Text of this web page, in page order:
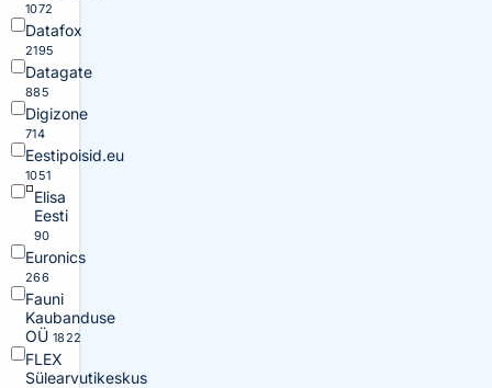
1072
Datafox
2195
Datagate
885
Digizone
714
Eestipoisid.eu
1051
Elisa
Eesti
90
Euronics
266
Fauni
Kaubanduse
OÜ 1822
FLEX
Sülearvutikeskus